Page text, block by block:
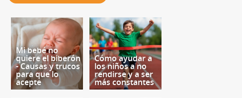
Mi bebé no
quiere el biberón
- Causas y trucos
para que lo
acepte
Cómo ayudar a
los niños a no
rendirse y a ser
más constantes